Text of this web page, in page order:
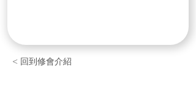
< 回到修會介紹